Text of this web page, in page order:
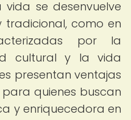
se desenvuelve
como en
por la
cultural y la vida
presentan ventajas
quienes buscan
y enriquecedora en